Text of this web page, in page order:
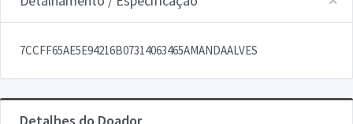
7CCFF65AE5E94216B07314063465AMANDAALVES
Detalhes do Doador